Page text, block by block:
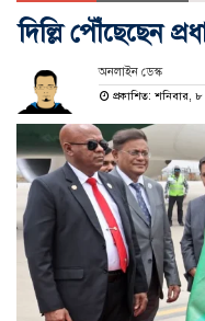
দিল্লি পৌঁছেছেন
অনলাইন ডেস্ক
প্রকাশিত: শনিবার,